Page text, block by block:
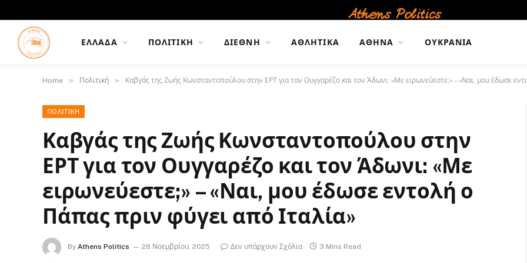
ΕΛΛΆΔΑ ΠΟΛΙΤΙΚΉ ΔΙΕΘΝΉ ΑΘΛΗΤΙΚΆ ΑΘΉΝΑ ΟΥΚΡΑΝΊΑ
Home » Πολιτική » Καβγάς της Ζωής Κωνσταντοπούλου στην ΕΡΤ για τον Ουγγαρέζο και τον Άδωνι: «Με ειρωνεύεστε;» – «Ναι, μου έδωσε
ΠΟΛΙΤΙΚΉ
Καβγάς της Ζωής Κωνσταντοπούλου στην
ΕΡΤ για τον Ουγγαρέζο και τον Άδωνι: «Με
ειρωνεύεστε;» – «Ναι, μου έδωσε εντολή ο
Πάπας πριν φύγει από Ιταλία»
By Athens Politics 28 Νοεμβρίου, 2025 Δεν υπάρχουν Σχόλια 3 Mins Read